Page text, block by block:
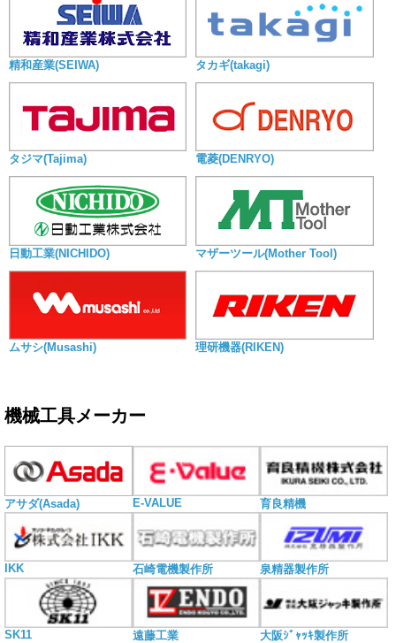
精和産業(SEIWA) タカギ(takagi)
タジマ(Tajima) 電菱(DENRYO)
日動工業(NICHIDO) マザーツール(Mother Tool)
ムサシ(Musashi) 理研機器(RIKEN)
機械工具メーカー
アサダ(Asada) E-VALUE 育良精機
IKK 石崎電機製作所 泉精器製作所
SK11 遠藤工業 大阪ｼﾞｬｯｷ製作所